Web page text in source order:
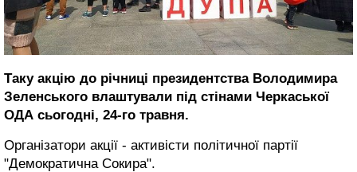
Таку акцію до річниці президентства Володимира
Зеленського влаштували під стінами Черкаської
ОДА сьогодні, 24-го травня.
Організатори акції - активісти політичної партії
"Демократична Сокира".